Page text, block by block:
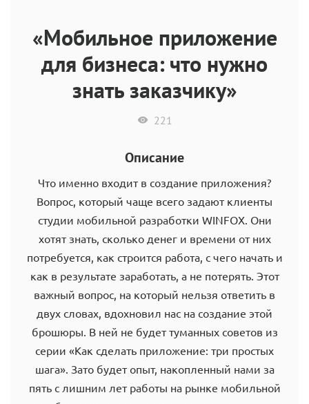
«Мобильное приложение
для бизнеса: что нужно
знать заказчику»
221
Описание
Что именно входит в создание приложения?
Вопрос, который чаще всего задают клиенты
студии мобильной разработки WINFOX. Они
хотят знать, сколько денег и времени от них
потребуется, как строится работа, с чего начать и
как в результате заработать, а не потерять. Этот
важный вопрос, на который нельзя ответить в
двух словах, вдохновил нас на создание этой
брошюры. В ней не будет туманных советов из
серии «Как сделать приложение: три простых
шага». Зато будет опыт, накопленный нами за
пять с лишним лет работы на рынке мобильной